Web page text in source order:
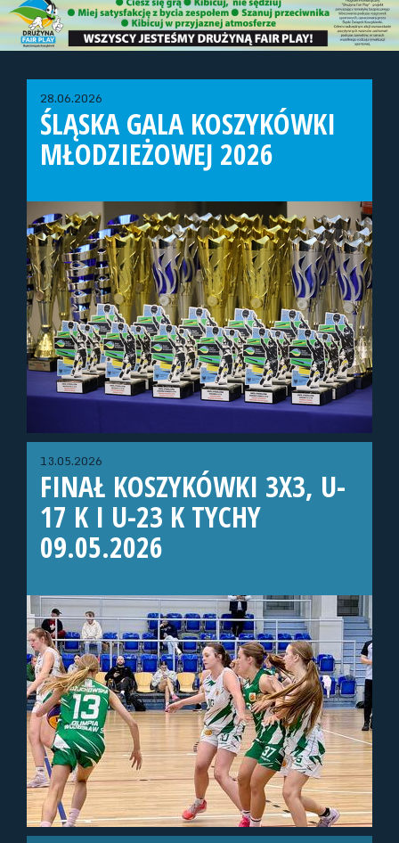
28.06.2026
ŚLĄSKA GALA KOSZYKÓWKI
MŁODZIEŻOWEJ 2026
13.05.2026
FINAŁ KOSZYKÓWKI 3X3, U-
17 K I U-23 K TYCHY
09.05.2026